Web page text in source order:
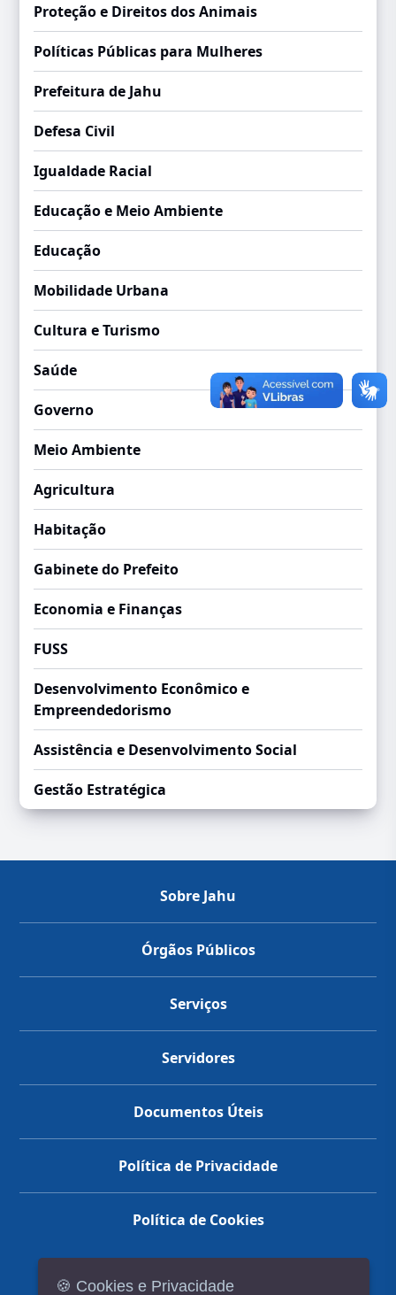
Proteção e Direitos dos Animais
Políticas Públicas para Mulheres
Prefeitura de Jahu
Defesa Civil
Igualdade Racial
Educação e Meio Ambiente
Educação
Mobilidade Urbana
Cultura e Turismo
Saúde
Governo
Meio Ambiente
Agricultura
Habitação
Gabinete do Prefeito
Economia e Finanças
FUSS
Desenvolvimento Econômico e
Empreendedorismo
Assistência e Desenvolvimento Social
Gestão Estratégica
Sobre Jahu
Órgãos Públicos
Serviços
Servidores
Documentos Úteis
Política de Privacidade
Política de Cookies
🍪 Cookies e Privacidade